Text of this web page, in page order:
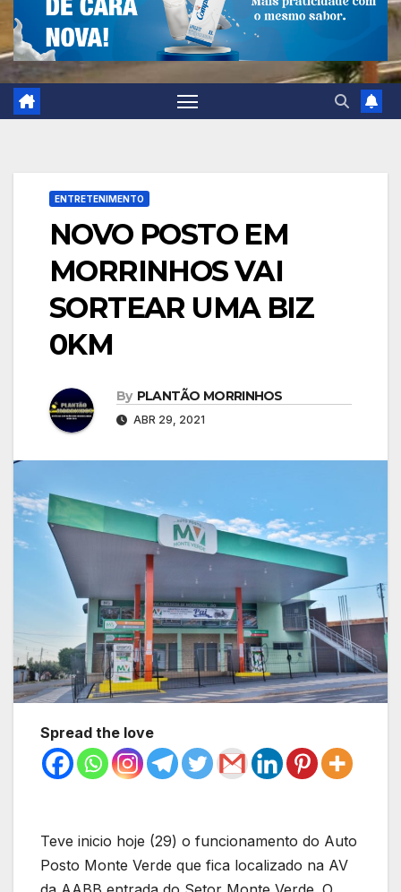
ENTRETENIMENTO
NOVO POSTO EM
MORRINHOS VAI
SORTEAR UMA BIZ
0KM
By PLANTÃO MORRINHOS
ABR 29, 2021
Spread the love
Teve inicio hoje (29) o funcionamento do Auto
Posto Monte Verde que fica localizado na AV